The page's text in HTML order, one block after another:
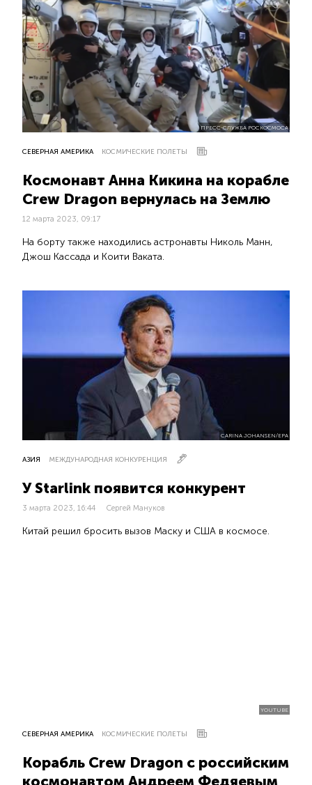
ПРЕСС-СЛУЖБА РОСКОСМОСА
СЕВЕРНАЯ АМЕРИКА КОСМИЧЕСКИЕ ПОЛЕТЫ
Космонавт Анна Кикина на корабле
Crew Dragon вернулась на Землю
12 марта 2023, 09:17
На борту также находились астронавты Николь Манн,
Джош Кассада и Коити Ваката.
CARINA JOHANSEN/EPA
АЗИЯ МЕЖДУНАРОДНАЯ КОНКУРЕНЦИЯ
У Starlink появится конкурент
3 марта 2023, 16:44 Сергей Мануков
Китай решил бросить вызов Маску и США в космосе.
YOUTUBE
СЕВЕРНАЯ АМЕРИКА КОСМИЧЕСКИЕ ПОЛЕТЫ
Корабль Crew Dragon с российским
космонавтом Андреем Федяевым